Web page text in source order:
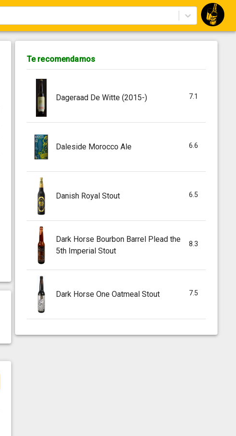
Te recomendamos
Dageraad De Witte (2015-) 7.1
Daleside Morocco Ale 6.6
Danish Royal Stout 6.5
Dark Horse Bourbon Barrel Plead the
5th Imperial Stout
8.3
Dark Horse One Oatmeal Stout 7.5